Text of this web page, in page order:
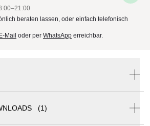
beraten lassen, oder einfach telefonisch
E-Mail oder per WhatsApp erreichbar.
(1)